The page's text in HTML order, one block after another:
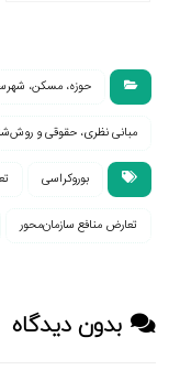
حوزه، مسکن،
مبانی نظری، حقوقی و
بوروکراسی
تعارض منافع سازمان‌محور
بدون دیدگاه